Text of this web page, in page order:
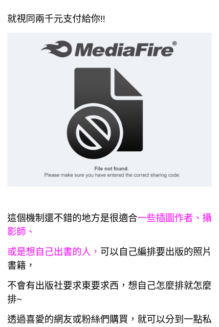
就視同兩千元支付給你!!
這個機制還不錯的地方是很適合一些插圖作者、攝
影師、
或是想自己出書的人， 可以自己編排要出版的照片
書籍，
不會有出版社要求東要求西，想自己怎麼排就怎麼
排~
透過喜愛的網友或粉絲們購買，就可以分到一點私